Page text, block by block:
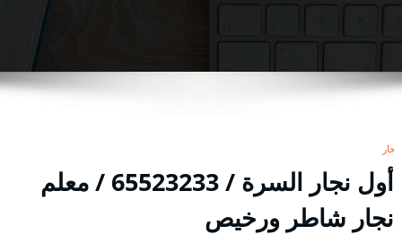
نجار
أول نجار السرة / 65523233 / معلم
نجار شاطر ورخيص